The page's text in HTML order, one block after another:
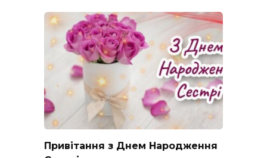
Привітання з Днем Народження